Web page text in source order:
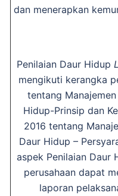
dan menerapkan
Penilaian Daur Hidup
mengikuti kerangka
tentang
Hidup-Prinsip dan
2016 tentang
Daur Hidup –
aspek Penilaian Daur
perusahaan dapat
laporan